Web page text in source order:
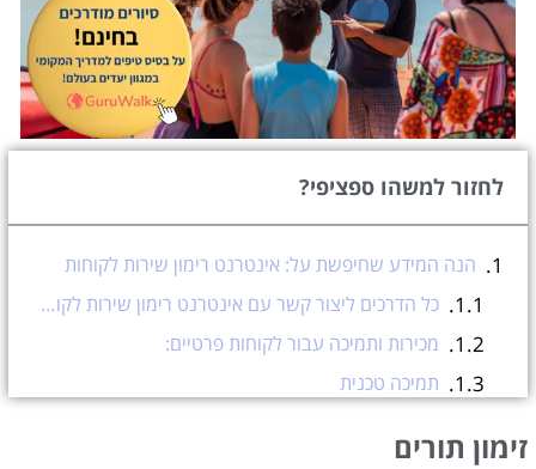
לחזור למשהו ספציפי?
הנה המידע שחיפשת על: אינטרנט רימון שירות לקוחות
כל הדרכים ליצור קשר עם אינטרנט רימון שירות לקוחות
מכירות ותמיכה עבור לקוחות פרטיים:
תמיכה טכנית
זימון תורים